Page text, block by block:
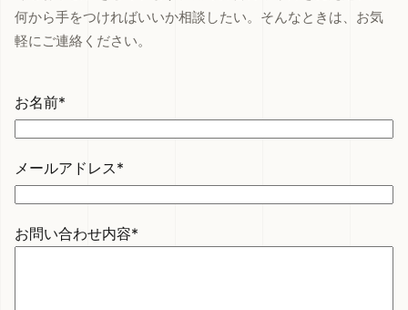
何から手をつければいいか相談したい。そんなときは、お気
軽にご連絡ください。
お名前*
メールアドレス*
お問い合わせ内容*